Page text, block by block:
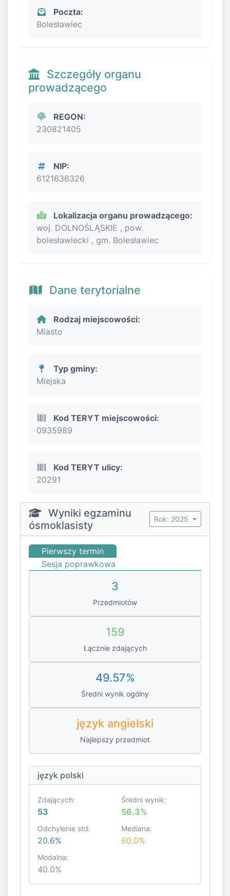
Poczta:
Bolesławiec
Szczegóły organu
prowadzącego
REGON:
230821405
NIP:
6121636326
Lokalizacja organu prowadzącego:
woj. DOLNOŚLĄSKIE , pow.
bolesławiecki , gm. Bolesławiec
Dane terytorialne
Rodzaj miejscowości:
Miasto
Typ gminy:
Miejska
Kod TERYT miejscowości:
0935989
Kod TERYT ulicy:
20291
Wyniki egzaminu
ósmoklasisty
Rok: 2025
Pierwszy termin
Sesja poprawkowa
3
Przedmiotów
159
Łącznie zdających
49.57%
Średni wynik ogólny
język angielski
Najlepszy przedmiot
język polski
Zdających:
53
Średni wynik:
56.3%
Odchylenie std:
20.6%
Mediana:
60.0%
Modalna:
40.0%